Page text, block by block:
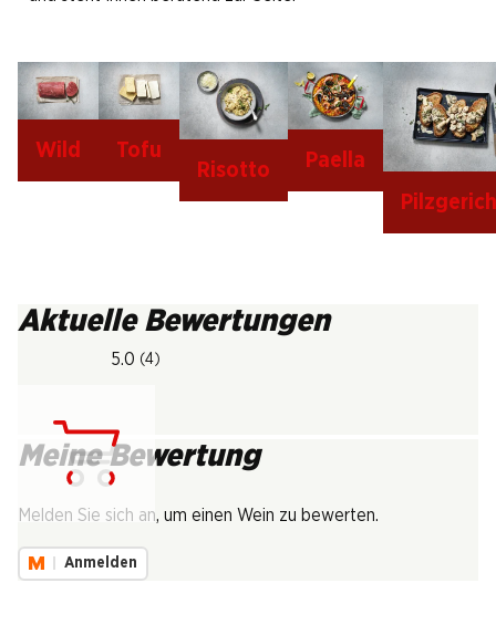
Wild
Tofu
Risotto
Paella
Aktuelle Bewertungen
5.0 (4)
Meine Bewertung
Melden Sie sich an, um einen Wein zu bewerten.
Anmelden